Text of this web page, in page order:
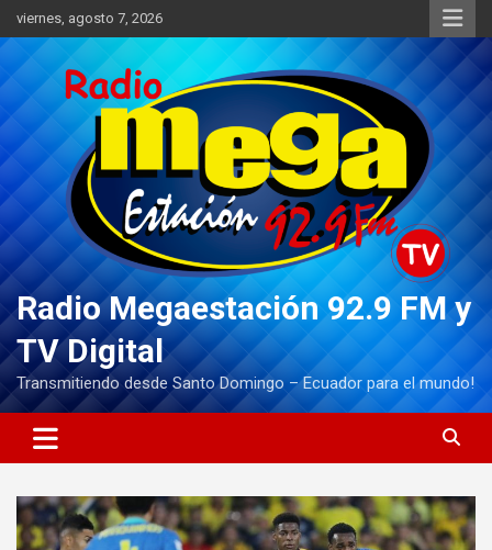
Saltar
al
contenido
viernes, agosto 7, 2026
Radio Megaestación 92.9 FM y
TV Digital
Transmitiendo desde Santo Domingo – Ecuador para el mundo!